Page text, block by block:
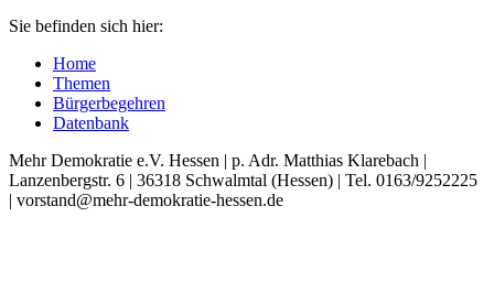
Sie befinden sich hier:
Home
Themen
Bürgerbegehren
Datenbank
Mehr Demokratie e.V. Hessen | p. Adr. Matthias Klarebach |
Lanzenbergstr. 6 | 36318 Schwalmtal (Hessen) | Tel. 0163/9252225
| vorstand@mehr-demokratie-hessen.de